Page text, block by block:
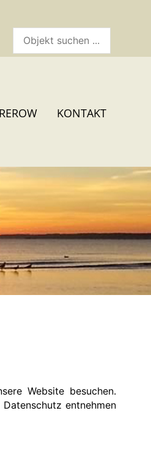
KONTAKT
Website besuchen.
entnehmen